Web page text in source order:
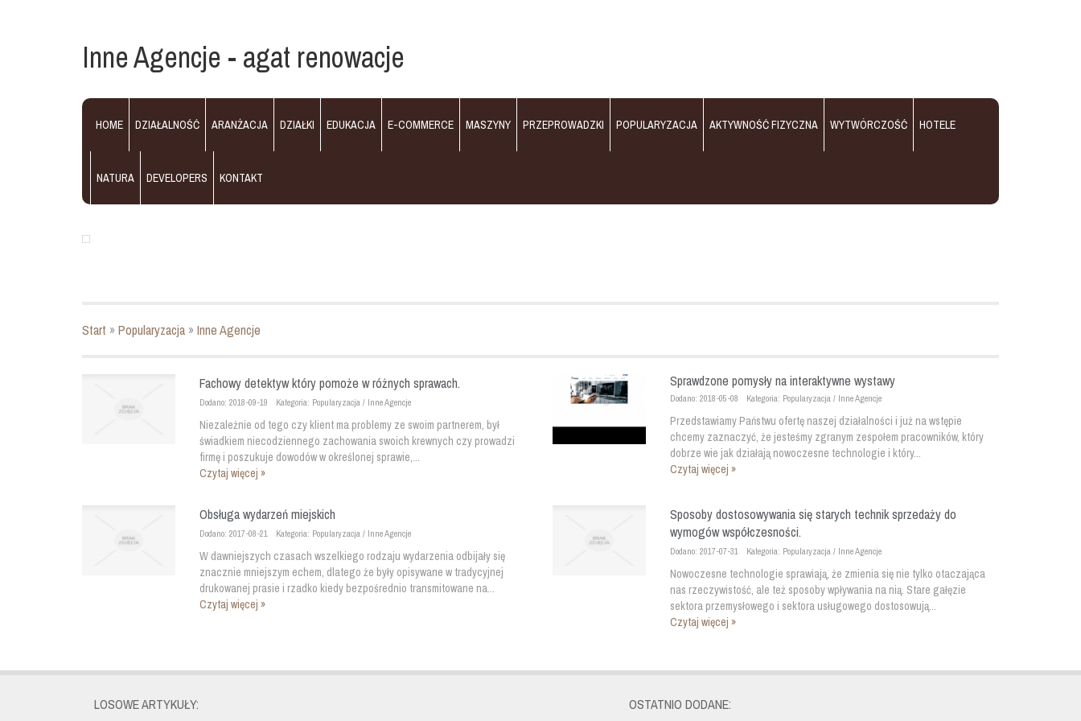
Inne Agencje - agat renowacje
HOME DZIAŁALNOŚĆ ARANŻACJA DZIAŁKI EDUKACJA E-COMMERCE MASZYNY PRZEPROWADZKI POPULARYZACJA AKTYWNOŚĆ FIZYCZNA WYTWÓRCZOŚĆ HOTELE
NATURA DEVELOPERS KONTAKT
Start »Popularyzacja »Inne Agencje
Fachowy detektyw który pomoże w różnych sprawach.
Dodano: 2018-09-19 Kategoria: Popularyzacja / Inne Agencje
Niezależnie od tego czy klient ma problemy ze swoim partnerem, był
świadkiem niecodziennego zachowania swoich krewnych czy prowadzi
firmę i poszukuje dowodów w określonej sprawie,...
Czytaj więcej »
Sprawdzone pomysły na interaktywne wystawy
Dodano: 2018-05-08 Kategoria: Popularyzacja / Inne Agencje
Przedstawiamy Państwu ofertę naszej działalności i już na wstępie
chcemy zaznaczyć, że jesteśmy zgranym zespołem pracowników, który
dobrze wie jak działają nowoczesne technologie i który...
Czytaj więcej »
Obsługa wydarzeń miejskich
Dodano: 2017-08-21 Kategoria: Popularyzacja / Inne Agencje
W dawniejszych czasach wszelkiego rodzaju wydarzenia odbijały się
znacznie mniejszym echem, dlatego że były opisywane w tradycyjnej
drukowanej prasie i rzadko kiedy bezpośrednio transmitowane na...
Czytaj więcej »
Sposoby dostosowywania się starych technik sprzedaży do
wymogów współczesności.
Dodano: 2017-07-31 Kategoria: Popularyzacja / Inne Agencje
Nowoczesne technologie sprawiają, że zmienia się nie tylko otaczająca
nas rzeczywistość, ale też sposoby wpływania na nią. Stare gałęzie
sektora przemysłowego i sektora usługowego dostosowują...
Czytaj więcej »
LOSOWE ARTYKUŁY: OSTATNIO DODANE: